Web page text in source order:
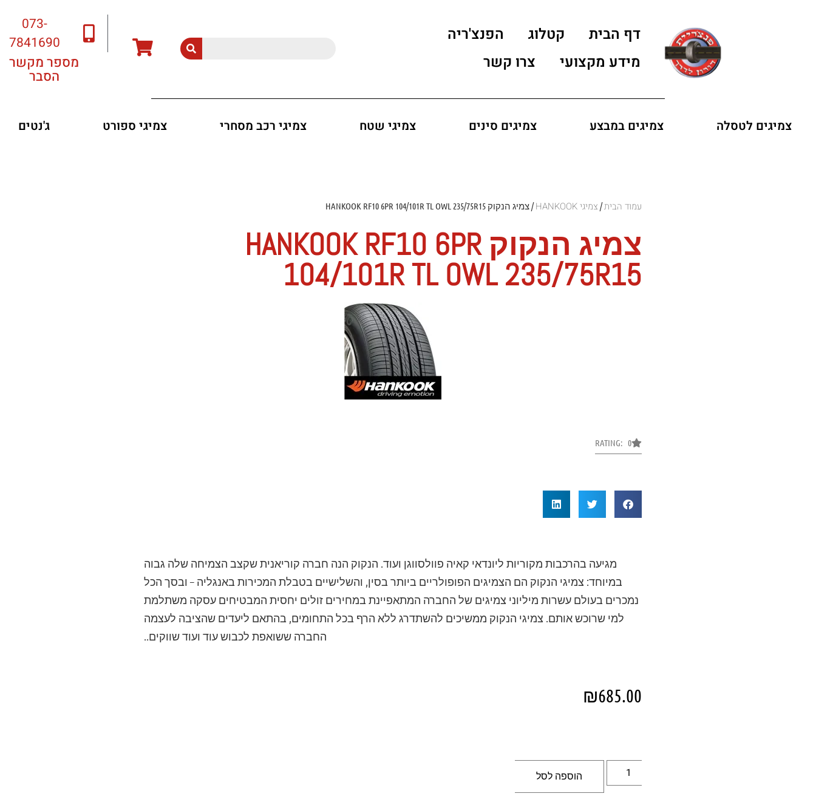
דף הבית קטלוג
הפנצ'ריה
מידע מקצועי
צרו קשר
073-
7841690
מספר מקשר
הסבר
צמיגים לטסלה צמיגים במבצע צמיגים סינים צמיגי שטח צמיגי רכב מסחרי צמיגי ספורט ג'נטים
עמוד הבית/ צמיגי HANKOOK / צמיג הנקוק HANKOOK RF10 6PR 104/101R TL OWL 235/75R15
צמיג הנקוק HANKOOK RF10 6PR
104/101R TL OWL 235/75R15
RATING: 0
מגיעה בהרכבות מקוריות ליונדאי קאיה פוולסווגן ועוד. הנקוק הנה חברה קוריאנית שקצב הצמיחה שלה גבוה
במיוחד: צמיגי הנקוק הם הצמיגים הפופולריים ביותר בסין, והשלישיים בטבלת המכירות באנגליה – ובסך הכל
נמכרים בעולם עשרות מיליוני צמיגים של החברה המתאפיינת במחירים זולים יחסית המבטיחים עסקה משתלמת
למי שרוכש אותם. צמיגי הנקוק ממשיכים להשתדרג ללא הרף בכל התחומים, בהתאם ליעדים שהציבה לעצמה
החברה ששואפת לכבוש עוד ועוד שווקים..
₪685.00
הוספה לסל